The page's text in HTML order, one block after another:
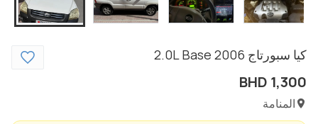
كيا سبورتاج 2.0L Base 2006
BHD 1,300
المنامة